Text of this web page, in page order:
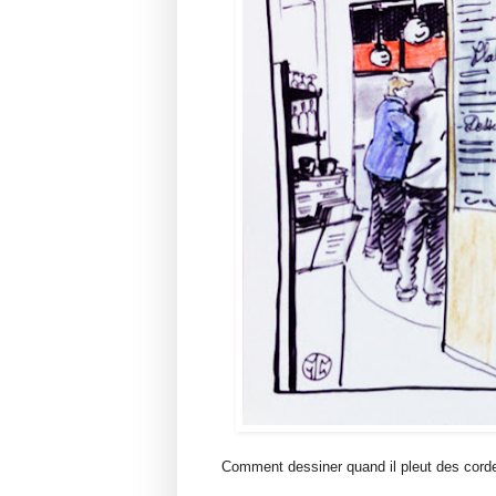
Comment dessiner quand il pleut des